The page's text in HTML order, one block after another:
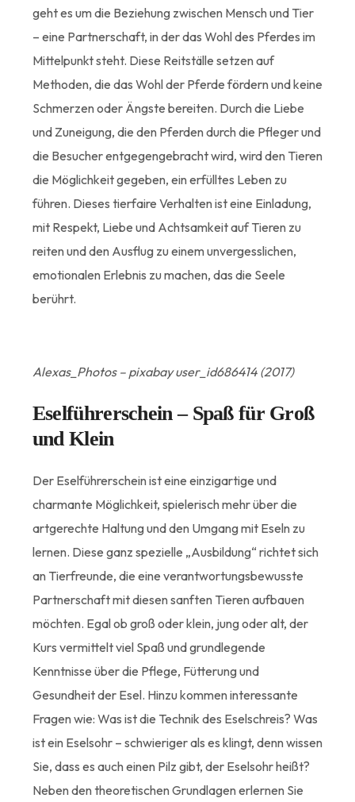
geht es um die Beziehung zwischen Mensch und Tier
– eine Partnerschaft, in der das Wohl des Pferdes im
Mittelpunkt steht. Diese Reitställe setzen auf
Methoden, die das Wohl der Pferde fördern und keine
Schmerzen oder Ängste bereiten. Durch die Liebe
und Zuneigung, die den Pferden durch die Pfleger und
die Besucher entgegengebracht wird, wird den Tieren
die Möglichkeit gegeben, ein erfülltes Leben zu
führen. Dieses tierfaire Verhalten ist eine Einladung,
mit Respekt, Liebe und Achtsamkeit auf Tieren zu
reiten und den Ausflug zu einem unvergesslichen,
emotionalen Erlebnis zu machen, das die Seele
berührt.
Alexas_Photos – pixabay user_id686414 (2017)
Eselführerschein – Spaß für Groß
und Klein
Der Eselführerschein ist eine einzigartige und
charmante Möglichkeit, spielerisch mehr über die
artgerechte Haltung und den Umgang mit Eseln zu
lernen. Diese ganz spezielle „Ausbildung“ richtet sich
an Tierfreunde, die eine verantwortungsbewusste
Partnerschaft mit diesen sanften Tieren aufbauen
möchten. Egal ob groß oder klein, jung oder alt, der
Kurs vermittelt viel Spaß und grundlegende
Kenntnisse über die Pflege, Fütterung und
Gesundheit der Esel. Hinzu kommen interessante
Fragen wie: Was ist die Technik des Eselschreis? Was
ist ein Eselsohr – schwieriger als es klingt, denn wissen
Sie, dass es auch einen Pilz gibt, der Eselsohr heißt?
Neben den theoretischen Grundlagen erlernen Sie